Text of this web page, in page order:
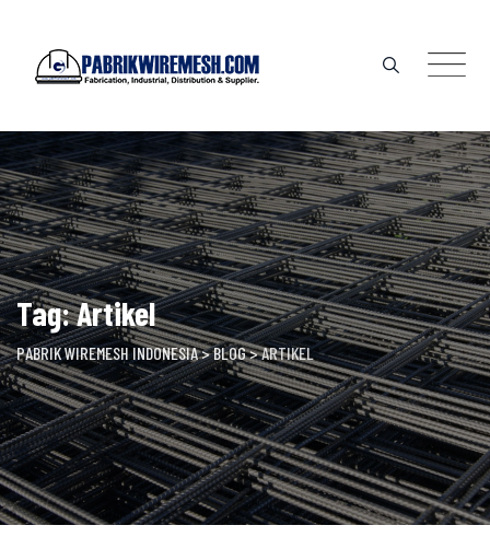
content
Tag: Artikel
PABRIK WIREMESH INDONESIA>BLOG>ARTIKEL